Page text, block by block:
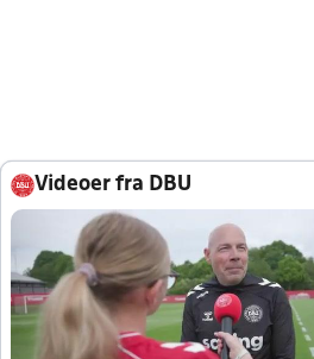
Videoer fra DBU